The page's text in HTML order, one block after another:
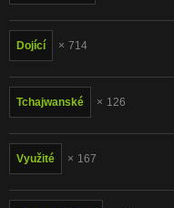
Dojící 714
Tchajwanské 126
Využité 167